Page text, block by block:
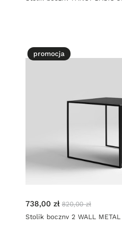
738,00 zł 820,00 zł
Stolik boczny 2 WALL
promocja